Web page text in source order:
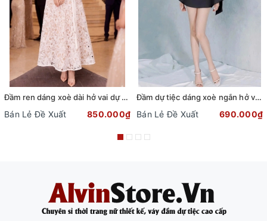
Đầm ren dáng xoè dài hở vai dự tiệc phối dây đai sang trọng
Bán Lẻ Đề Xuất 850.000₫
Đầm dự tiệc dáng xoè ngắn hở vai cột nơ sang trọng (TẶNG KÈM QUẦN SHORT) (Đen)
Bán Lẻ Đề Xuất 690.000₫